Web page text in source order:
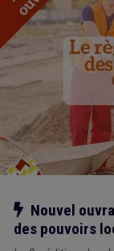
Notre action
Nouvel
des pouvoirs